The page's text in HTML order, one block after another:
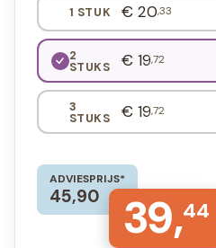
1 STUK € 20,33
2
STUKS € 19,72
3
STUKS € 19,72
ADVIESPRIJS*
45,90 39,44